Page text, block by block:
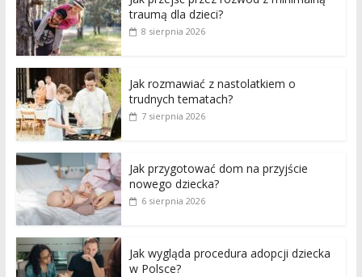
traumą dla dzieci?
8 sierpnia 2026
Jak rozmawiać z nastolatkiem o
trudnych tematach?
7 sierpnia 2026
Jak przygotować dom na przyjście
nowego dziecka?
6 sierpnia 2026
Jak wygląda procedura adopcji dziecka
w Polsce?